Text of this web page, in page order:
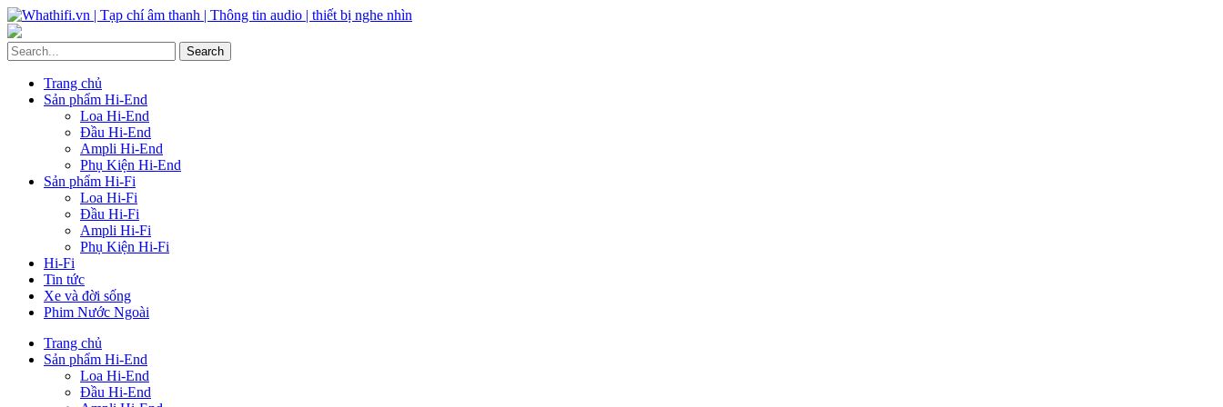
Trang chủ
Sản phẩm Hi-End
Loa Hi-End
Đầu Hi-End
Ampli Hi-End
Phụ Kiện Hi-End
Sản phẩm Hi-Fi
Loa Hi-Fi
Đầu Hi-Fi
Ampli Hi-Fi
Phụ Kiện Hi-Fi
Hi-Fi
Tin tức
Xe và đời sống
Phim Nước Ngoài
Trang chủ
Sản phẩm Hi-End
Loa Hi-End
Đầu Hi-End